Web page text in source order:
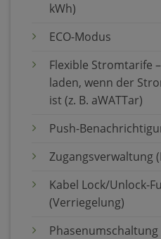
kWh)
ECO-Modus
Flexible Stromtarife
laden, wenn der
ist (z. B. aWATTar)
Push-
Zugangsverwaltung
Kabel Lock/Unlock-
(Verriegelung)